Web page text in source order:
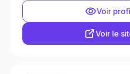
Voir
Voir le